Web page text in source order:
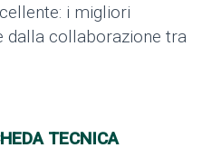
i migliori
dalla collaborazione tra
TECNICA